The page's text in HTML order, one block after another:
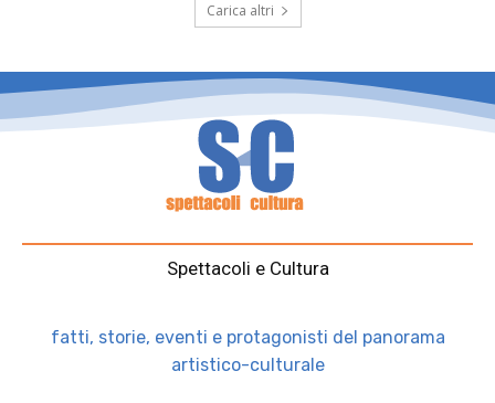
Carica altri
Spettacoli e Cultura
fatti, storie, eventi e protagonisti del panorama
artistico-culturale